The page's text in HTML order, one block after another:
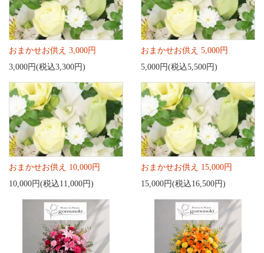
おまかせお供え 3,000円
3,000円(税込3,300円)
おまかせお供え 5,000円
5,000円(税込5,500円)
おまかせお供え 10,000円
10,000円(税込11,000円)
おまかせお供え 15,000円
15,000円(税込16,500円)